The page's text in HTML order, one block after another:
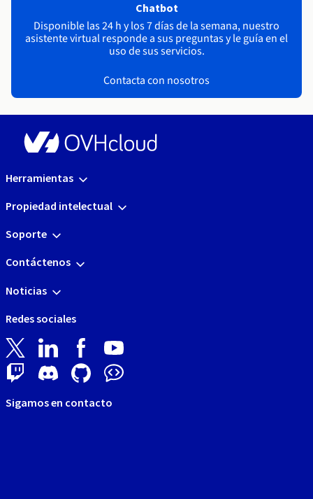
Chatbot
Disponible las 24 h y los 7 días de la semana, nuestro
asistente virtual responde a sus preguntas y le guía en el
uso de sus servicios.
Contacta con nosotros
Herramientas
Propiedad intelectual
Soporte
Contáctenos
Noticias
Redes sociales
Sigamos en contacto